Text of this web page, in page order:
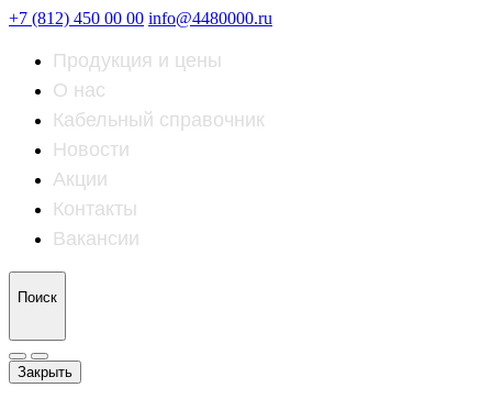
+7 (812) 450 00 00 info@4480000.ru
Продукция и цены
О нас
Кабельный справочник
Новости
Акции
Контакты
Вакансии
Поиск
Закрыть